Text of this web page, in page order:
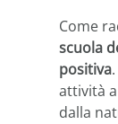
Come
scuola
positiva
attività
dalla